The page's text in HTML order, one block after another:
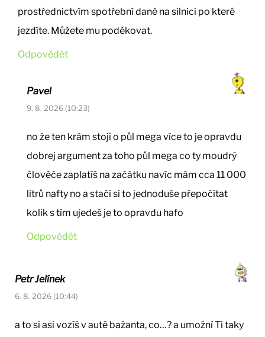
prostřednictvím spotřební daně na silnici po které
jezdíte. Můžete mu poděkovat.
Odpovědět
Pavel
9. 8. 2026 (10:23)
no že ten krám stojí o půl mega více to je opravdu
dobrej argument za toho půl mega co ty moudrý
člověče zaplatíš na začátku navíc mám cca 11 000
litrů nafty no a stačí si to jednoduše přepočítat
kolik s tím ujedeš je to opravdu hafo
Odpovědět
Petr Jelínek
6. 8. 2026 (10:44)
a to si asi vozíš v autě bažanta, co…? a umožní Ti taky